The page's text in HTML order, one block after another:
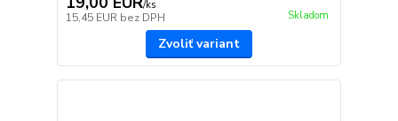
/ks
15,45 EUR bez DPH Skladom
Zvoliť variant